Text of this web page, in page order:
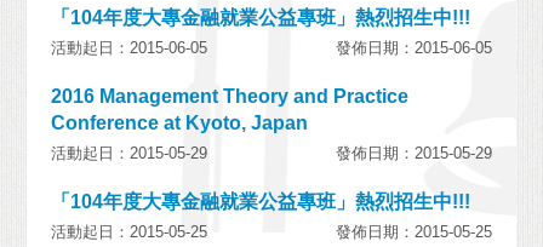
「104年度大專金融就業公益專班」熱烈招生中!!!
活動起日：2015-06-05 發佈日期：2015-06-05
2016 Management Theory and Practice
Conference at Kyoto, Japan
活動起日：2015-05-29 發佈日期：2015-05-29
「104年度大專金融就業公益專班」熱烈招生中!!!
活動起日：2015-05-25 發佈日期：2015-05-25